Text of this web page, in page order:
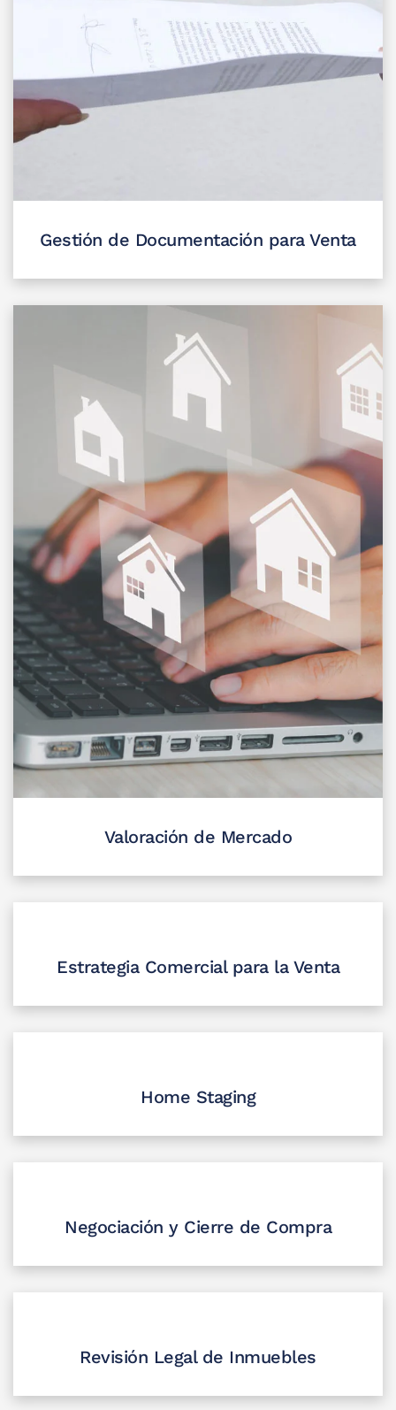
Gestión de Documentación para Venta
Valoración de Mercado
Estrategia Comercial para la Venta
Home Staging
Negociación y Cierre de Compra
Revisión Legal de Inmuebles